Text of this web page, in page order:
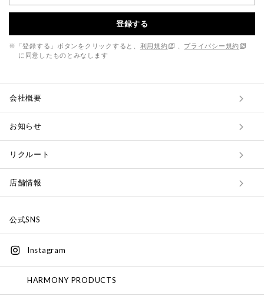
登録する
※「登録する」ボタンをクリックすると、 利用規約
プライバシー規約
に同意したものとみなします
会社概要
お知らせ
リクルート
店舗情報
公式SNS
Instagram
HARMONY PRODUCTS